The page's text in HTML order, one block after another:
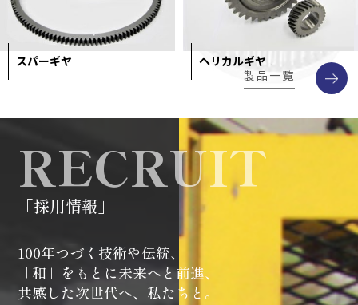
スパーギヤ
ヘリカルギヤ
製品一覧
RECRUIT
「採用情報」
100年つづく技術や伝統、
「和」をもとに未来へと前進、
共感した次世代へ、私たちと。